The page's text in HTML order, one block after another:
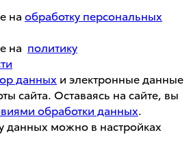
на обработку персональных
на политику
данных и электронные данные
сайта. Оставаясь на сайте, вы
обработки данных.
данных можно в настройках